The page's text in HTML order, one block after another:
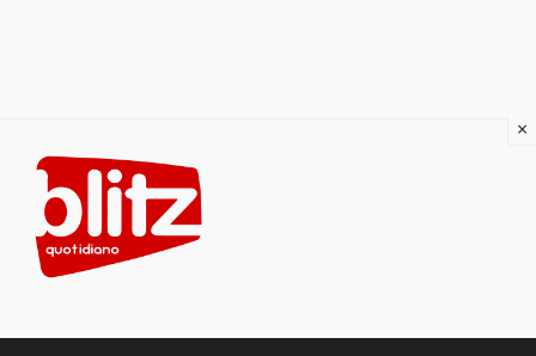
content
×